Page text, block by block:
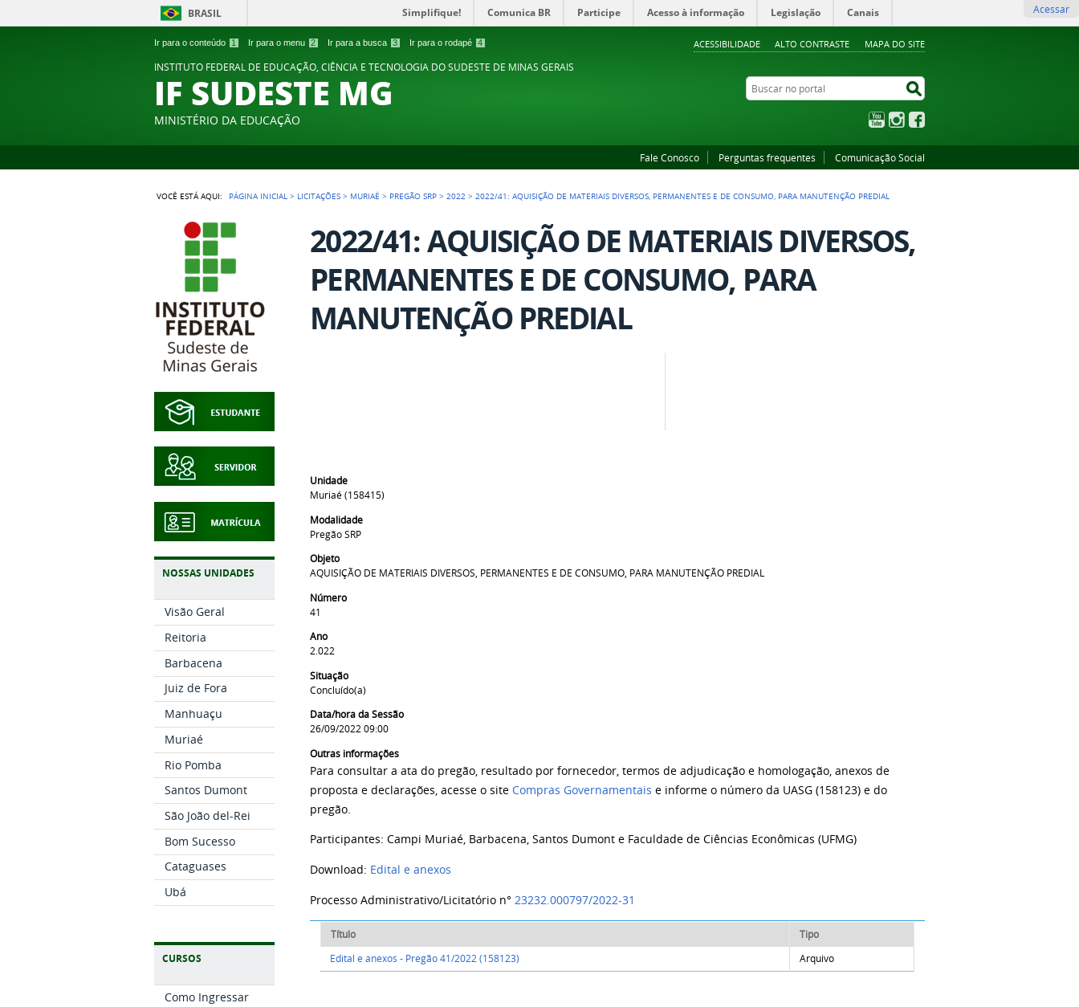
Ir para o conteúdo 1 Ir para o menu 2 Ir para a busca 3 Ir para o rodapé 4 ACESSIBILIDADE ALTO CONTRASTE MAPA DO SITE
BRASIL Simplifique! Comunica BR Participe Acesso à informação Legislação Canais Acessar
INSTITUTO FEDERAL DE EDUCAÇÃO, CIÊNCIA E TECNOLOGIA DO SUDESTE DE MINAS GERAIS
IF SUDESTE MG
MINISTÉRIO DA EDUCAÇÃO
Buscar no portal
YouTubeInstagram
Fale Conosco Perguntas frequentes Comunicação Social
VOCÊ ESTÁ AQUI: PÁGINA INICIAL > LICITAÇÕES > MURIAÉ > PREGÃO SRP >2022 >2022/41: AQUISIÇÃO DE MATERIAIS DIVERSOS, PERMANENTES E DE CONSUMO, PARA MANUTENÇÃO PREDIAL
NOSSAS UNIDADES
Visão Geral
Reitoria
Barbacena
Juiz de Fora
Manhuaçu
Muriaé
Rio Pomba
Santos Dumont
São João del-Rei
Bom Sucesso
Cataguases
Ubá
CURSOS
Como Ingressar
2022/41: AQUISIÇÃO DE MATERIAIS DIVERSOS,
PERMANENTES E DE CONSUMO, PARA
MANUTENÇÃO PREDIAL
Unidade
Muriaé (158415)
Modalidade
Pregão SRP
Objeto
AQUISIÇÃO DE MATERIAIS DIVERSOS, PERMANENTES E DE CONSUMO, PARA MANUTENÇÃO PREDIAL
Número
41
Ano
2.022
Situação
Concluído(a)
Data/hora da Sessão
26/09/2022 09:00
Outras informações
Para consultar a ata do pregão, resultado por fornecedor, termos de adjudicação e homologação, anexos de
proposta e declarações, acesse o siteCompras Governamentais e informe o número da UASG (158123) e do
pregão.
Participantes: Campi Muriaé, Barbacena, Santos Dumont e Faculdade de Ciências Econômicas (UFMG)
Download: Edital e anexos
Processo Administrativo/Licitatório n°23232.000797/2022-31
Título
Tipo
Edital e anexos - Pregão 41/2022 (158123)
Arquivo